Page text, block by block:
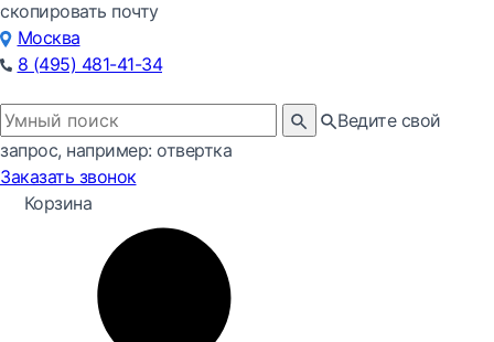
скопировать почту
Москва
8 (495) 481-41-34
Ведите свой
запрос, например: отвертка
Заказать звонок
Корзина